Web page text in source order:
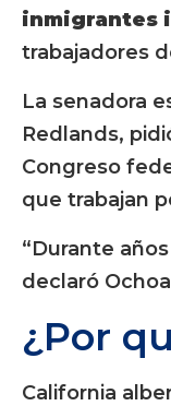
inmigrantes
trabajadores
La senadora
Redlands,
Congreso
que trabajan
“Durante
declaró
¿Por
California